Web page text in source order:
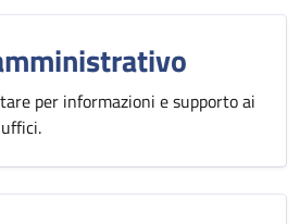
per informazioni e supporto ai